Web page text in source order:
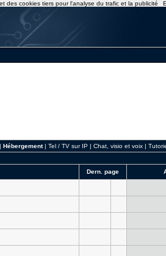
|Hébergement|Tel / TV sur IP |Chat, visio et voix |
Dern. page
des cookies tiers pour l'analyse du trafic et la publicité